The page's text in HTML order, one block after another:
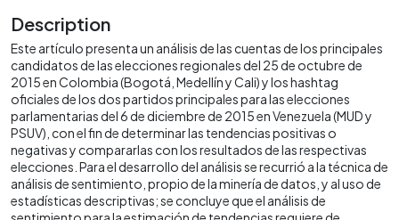
Description
Este artículo presenta un análisis de las cuentas de los principales
candidatos de las elecciones regionales del 25 de octubre de
2015 en Colombia (Bogotá, Medellín y Cali) y los hashtag
oficiales de los dos partidos principales para las elecciones
parlamentarias del 6 de diciembre de 2015 en Venezuela (MUD y
PSUV), con el fin de determinar las tendencias positivas o
negativas y compararlas con los resultados de las respectivas
elecciones. Para el desarrollo del análisis se recurrió a la técnica de
análisis de sentimiento, propio de la minería de datos, y al uso de
estadísticas descriptivas; se concluye que el análisis de